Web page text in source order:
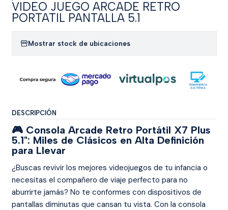
VIDEO JUEGO ARCADE RETRO
PORTATIL PANTALLA 5.1
Mostrar stock de ubicaciones
DESCRIPCIÓN
🎮 Consola Arcade Retro Portátil X7 Plus
5.1": Miles de Clásicos en Alta Definición
para Llevar
¿Buscas revivir los mejores videojuegos de tu infancia o
necesitas el compañero de viaje perfecto para no
aburrirte jamás? No te conformes con dispositivos de
pantallas diminutas que cansan tu vista. Con la consola